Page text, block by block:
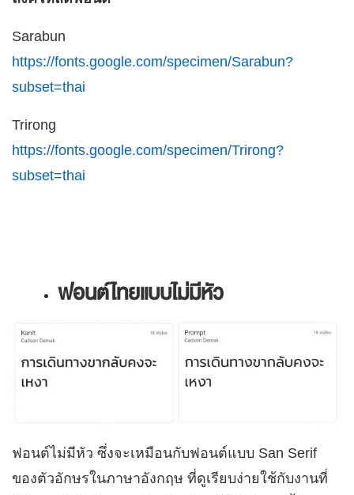
Sarabun
https://fonts.google.com/specimen/Sarabun?
subset=thai
Trirong
https://fonts.google.com/specimen/Trirong?
subset=thai
ฟอนต์ไทยแบบไม่มีหัว
ฟอนต์ไม่มีหัว ซึ่งจะเหมือนกับฟอนต์แบบ San Serif
ของตัวอักษรในภาษาอังกฤษ ที่ดูเรียบง่ายใช้กับงานที่